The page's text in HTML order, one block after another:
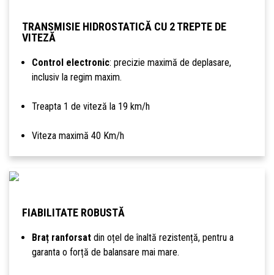
TRANSMISIE HIDROSTATICĂ CU 2 TREPTE DE
VITEZĂ
Control electronic: precizie maximă de deplasare,
inclusiv la regim maxim.
Treapta 1 de viteză la 19 km/h
Viteza maximă 40 Km/h
FIABILITATE ROBUSTĂ
Braț ranforsatdin oțel de înaltă rezistență, pentru a
garanta o forță de balansare mai mare.